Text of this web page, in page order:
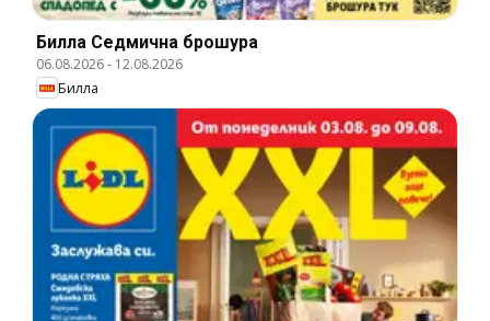
Билла Cедмична брошура
06.08.2026- 12.08.2026
Билла